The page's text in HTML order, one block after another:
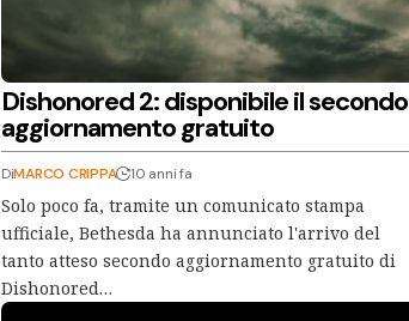
Dishonored 2: disponibile il secondo
aggiornamento gratuito
DiMARCO CRIPPA 10 anni fa
Solo poco fa, tramite un comunicato stampa
ufficiale, Bethesda ha annunciato l'arrivo del
tanto atteso secondo aggiornamento gratuito di
Dishonored…